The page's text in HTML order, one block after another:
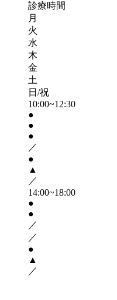
診療時間
月
火
水
木
金
土
日/祝
10:00~12:30
●
●
●
／
●
▲
／
14:00~18:00
●
●
／
／
●
▲
／